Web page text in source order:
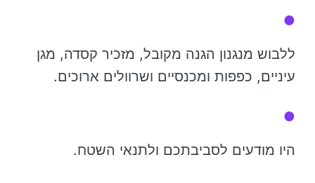
ללבוש מנגנון הגנה מקובל, מזכיר קסדה, מגן
עיניים, כפפות ומכנסיים ושרוולים ארוכים.
היו מודעים לסביבתכם ולתנאי השטח.